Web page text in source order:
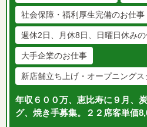
社会保障・福利厚生完備のお仕事
週休2日、月休8日、日曜日休み
大手企業のお仕事
新店舗立ち上げ・オープニング
年収６００万、恵比寿に９月、
グ、焼き手募集。２２席客単価